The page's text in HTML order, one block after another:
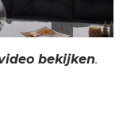
bekijken.